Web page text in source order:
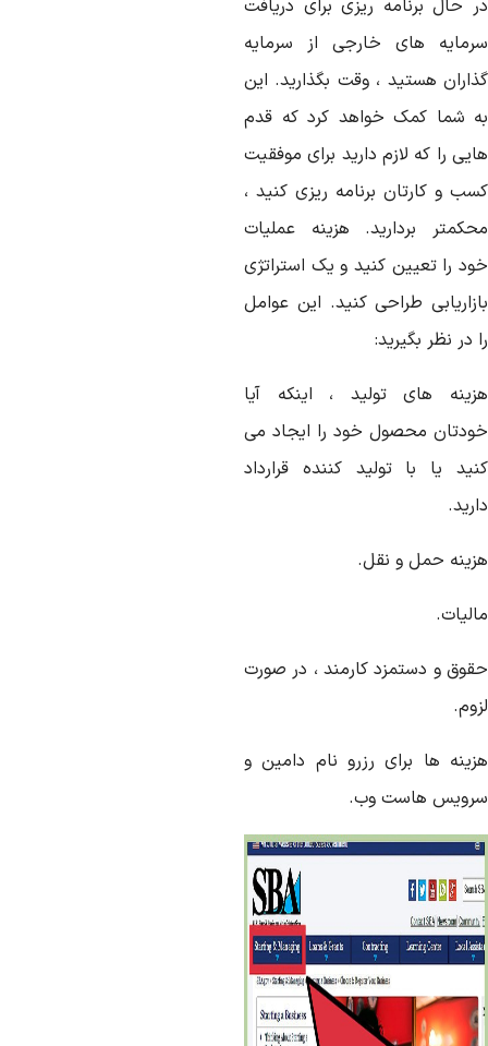
حال برنامه ریزی برای دریافت
های خارجی از سرمایه
هستید ، وقت بگذارید. این
شما کمک خواهد کرد که قدم
را که لازم دارید برای موفقیت
و کارتان برنامه ریزی کنید ،
بردارید. هزینه عملیات
را تعیین کنید و یک استراتژی
طراحی کنید. این عوامل
در نظر بگیرید:
های تولید ، اینکه آیا
محصول خود را ایجاد می
یا با تولید کننده قرارداد
حمل و نقل.
و دستمزد کارمند ، در صورت
ها برای رزرو نام دامین و
هاست وب.